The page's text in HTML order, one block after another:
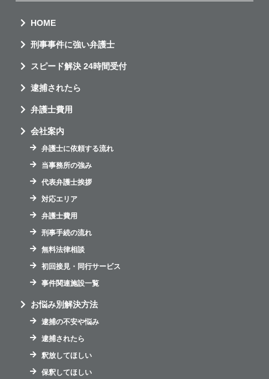
HOME
刑事事件に強い弁護士
スピード解決 24時間受付
逮捕されたら
弁護士費用
会社案内
弁護士に依頼する流れ
当事務所の強み
代表弁護士挨拶
対応エリア
弁護士費用
刑事手続の流れ
無料法律相談
初回接見・同行サービス
事件関連施設一覧
お悩み別解決方法
逮捕の不安や悩み
逮捕されたら
釈放してほしい
保釈してほしい